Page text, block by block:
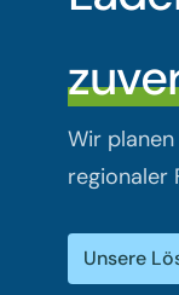
Wir
regionaler
Unsere